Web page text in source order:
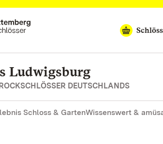
Ludwigsburg
DEUTSCHLANDS
Schloss & GartenWissenswert &